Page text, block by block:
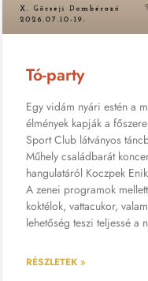
Tó-party
Egy vidám nyári estén a
élmények kapják a
Sport Club látványos
Műhely családbarát
hangulatáról Koczpek
A zenei programok
koktélok, vattacukor,
lehetőség teszi teljessé a
RÉSZLETEK »